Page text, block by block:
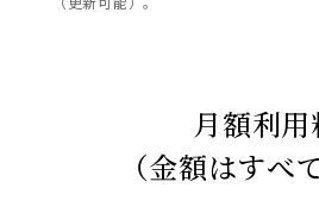
月額利用
（金額はすべ